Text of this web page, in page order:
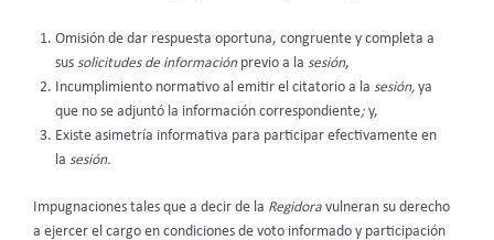
Omisión de dar respuesta oportuna, congruente y completa a
sus solicitudes de informaciónprevio a la sesión,
Incumplimiento normativo al emitir el citatorio a la sesión, ya
que no se adjuntó la información correspondiente; y,
Existe asimetría informativa para participar efectivamente en
la sesión.
Impugnaciones tales que a decir de la Regidora vulneran su derecho
a ejercer el cargo en condiciones de voto informado y participación